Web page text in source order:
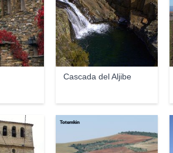
Cascada del Aljibe
Totemkin